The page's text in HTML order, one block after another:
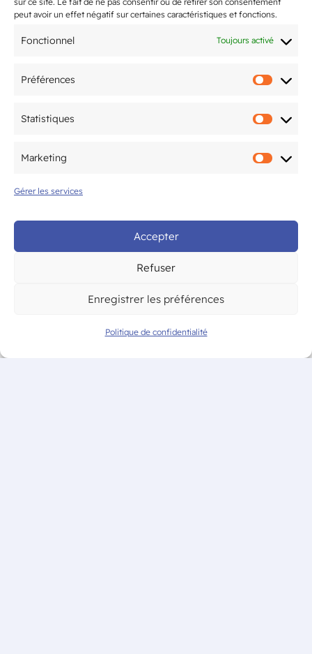
peut avoir un effet négatif sur certaines caractéristiques et fonctions.
Fonctionnel Toujours activé
Préférences
Statistiques
Marketing
Gérer les services
Accepter
Refuser
Enregistrer les préférences
Politique de confidentialité
organisé par le CAM Tennis de Table
réservés